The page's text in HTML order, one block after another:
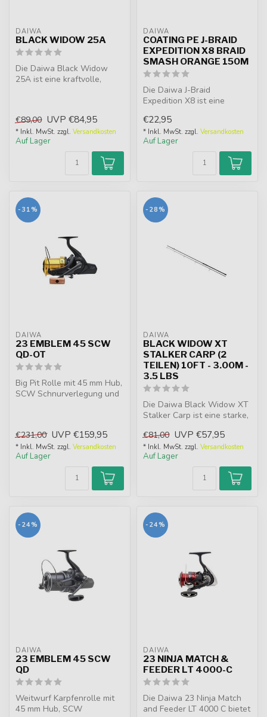
DAIWA
BLACK WIDOW 25A
Die Daiwa Black Widow
25A ist eine kraftvolle,
€89,00 UVP €84,95
* Inkl. MwSt. zzgl. Versandkosten
Auf Lager
DAIWA
COATING PE J-BRAID
EXPEDITION X8 BRAID
SMASH ORANGE 150M
Die Daiwa J-Braid
Expedition X8 ist eine
Schnur mit Sili...
€22,95
* Inkl. MwSt. zzgl. Versandkosten
Auf Lager
-31%
DAIWA
23 EMBLEM 45 SCW
QD-OT
Big Pit Rolle mit 45 mm Hub,
SCW Schnurverlegung und
€231,00 UVP €159,95
* Inkl. MwSt. zzgl. Versandkosten
Auf Lager
-28%
DAIWA
BLACK WIDOW XT
STALKER CARP (2
TEILEN) 10FT - 3.00M -
3.5 LBS
Die Daiwa Black Widow XT
Stalker Carp ist eine starke,
€81,00 UVP €57,95
* Inkl. MwSt. zzgl. Versandkosten
Auf Lager
-24%
DAIWA
23 EMBLEM 45 SCW
QD
Weitwurf Karpfenrolle mit
45 mm Hub, SCW
-24%
DAIWA
23 NINJA MATCH &
FEEDER LT 4000-C
Die Daiwa 23 Ninja Match
and Feeder LT 4000 C bietet